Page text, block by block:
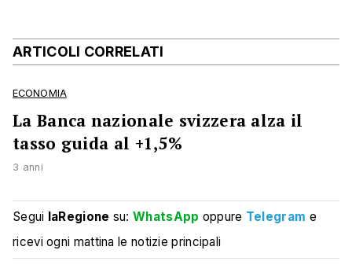
ARTICOLI CORRELATI
ECONOMIA
La Banca nazionale svizzera alza il
tasso guida al +1,5%
3 anni
Segui laRegione su:WhatsApp oppure Telegram e
ricevi ogni mattina le notizie principali